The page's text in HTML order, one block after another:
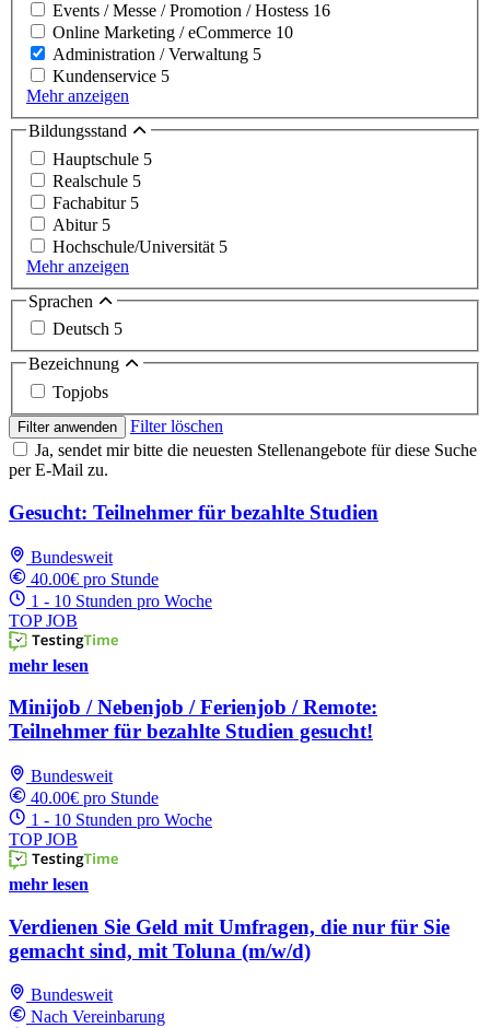
Events / Messe / Promotion / Hostess 16
Online Marketing / eCommerce 10
Administration / Verwaltung 5
Kundenservice 5
Mehr anzeigen
Bildungsstand
Hauptschule 5
Realschule 5
Fachabitur 5
Abitur 5
Hochschule/Universität 5
Mehr anzeigen
Sprachen
Deutsch 5
Bezeichnung
Topjobs
Filter anwenden
Filter löschen
Ja, sendet mir bitte die neuesten Stellenangebote für diese Suche
per E-Mail zu.
Gesucht: Teilnehmer für bezahlte Studien
Bundesweit
40.00€ pro Stunde
1 - 10 Stunden pro Woche
TOP JOB
mehr lesen
Minijob / Nebenjob / Ferienjob / Remote:
Teilnehmer für bezahlte Studien gesucht!
Bundesweit
40.00€ pro Stunde
1 - 10 Stunden pro Woche
TOP JOB
mehr lesen
Verdienen Sie Geld mit Umfragen, die nur für Sie
gemacht sind, mit Toluna (m/w/d)
Bundesweit
Nach Vereinbarung